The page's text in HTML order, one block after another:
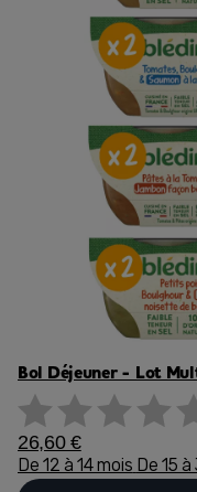
Bol Déjeuner - Lot
26,60 €
De 12 à 14 mois De 15